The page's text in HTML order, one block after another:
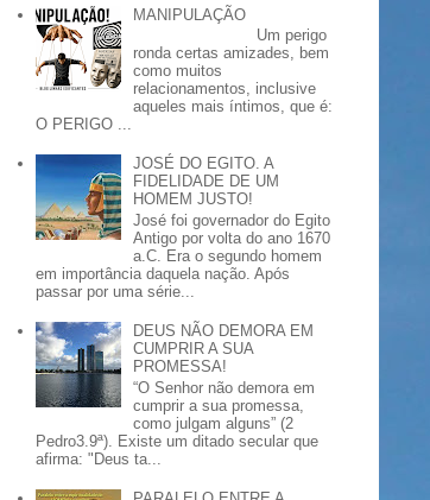
MANIPULAÇÃO
Um perigo
ronda certas amizades, bem
como muitos
relacionamentos, inclusive
aqueles mais íntimos, que é:
O PERIGO ...
JOSÉ DO EGITO. A
FIDELIDADE DE UM
HOMEM JUSTO!
José foi governador do Egito
Antigo por volta do ano 1670
a.C. Era o segundo homem
em importância daquela nação. Após
passar por uma série...
DEUS NÃO DEMORA EM
CUMPRIR A SUA
PROMESSA!
“O Senhor não demora em
cumprir a sua promessa,
como julgam alguns” (2
Pedro3.9ª). Existe um ditado secular que
afirma: "Deus ta...